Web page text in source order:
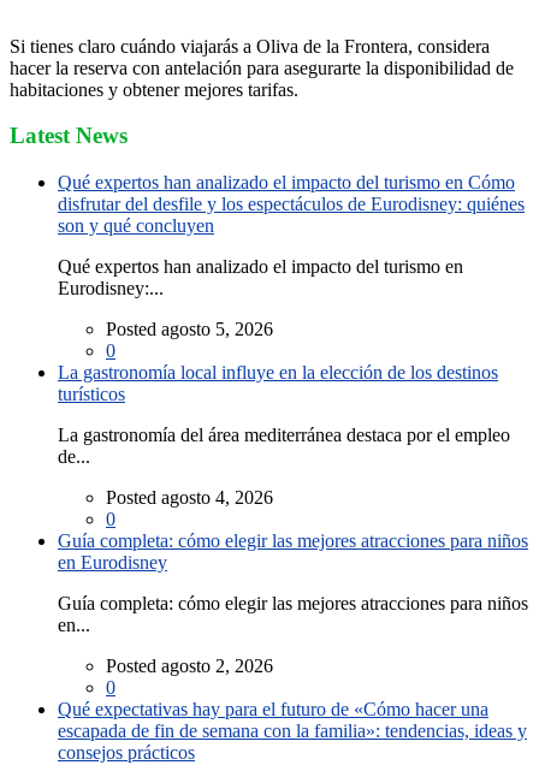
Si tienes claro cuándo viajarás a Oliva de la Frontera, considera
hacer la reserva con antelación para asegurarte la disponibilidad de
habitaciones y obtener mejores tarifas.
Latest News
Qué expertos han analizado el impacto del turismo en Cómo
disfrutar del desfile y los espectáculos de Eurodisney: quiénes
son y qué concluyen
Qué expertos han analizado el impacto del turismo en
Eurodisney:...
Posted agosto 5, 2026
0
La gastronomía local influye en la elección de los destinos
turísticos
La gastronomía del área mediterránea destaca por el empleo
de...
Posted agosto 4, 2026
0
Guía completa: cómo elegir las mejores atracciones para niños
en Eurodisney
Guía completa: cómo elegir las mejores atracciones para niños
en...
Posted agosto 2, 2026
0
Qué expectativas hay para el futuro de «Cómo hacer una
escapada de fin de semana con la familia»: tendencias, ideas y
consejos prácticos